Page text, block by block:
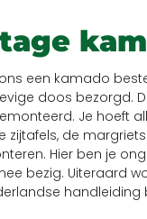
een kamado
doos bezorgd.
Je hoeft
zijtafels, de
Hier ben je
bezig. Uiteraard
handleiding